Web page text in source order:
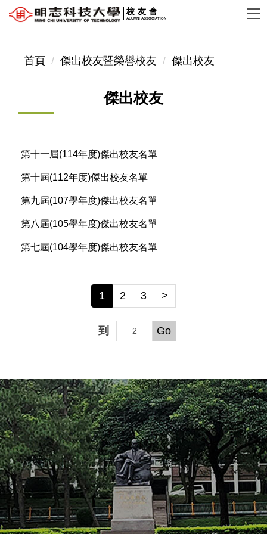
跳
校友會
ALUMNI ASSOCIATION
首頁 傑出校友暨榮譽校友 傑出校友
傑出校友
第十一屆(114年度)傑出校友名單
第十屆(112年度)傑出校友名單
第九屆(107學年度)傑出校友名單
第八屆(105學年度)傑出校友名單
第七屆(104學年度)傑出校友名單
1 2 3 >
到 Go